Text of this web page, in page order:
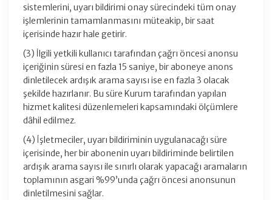
sistemlerini, uyarı bildirimi onay sürecindeki tüm onay
işlemlerinin tamamlanmasını müteakip, bir saat
içerisinde hazır hale getirir.
(3) İlgili yetkili kullanıcı tarafından çağrı öncesi anonsu
içeriğinin süresi en fazla 15 saniye, bir aboneye anons
dinletilecek ardışık arama sayısı ise en fazla 3 olacak
şekilde hazırlanır. Bu süre Kurum tarafından yapılan
hizmet kalitesi düzenlemeleri kapsamındaki ölçümlere
dâhil edilmez.
(4) İşletmeciler, uyarı bildiriminin uygulanacağı süre
içerisinde, her bir abonenin uyarı bildiriminde belirtilen
ardışık arama sayısı ile sınırlı olarak yapacağı aramaların
toplamının asgari %99’unda çağrı öncesi anonsunun
dinletilmesini sağlar.